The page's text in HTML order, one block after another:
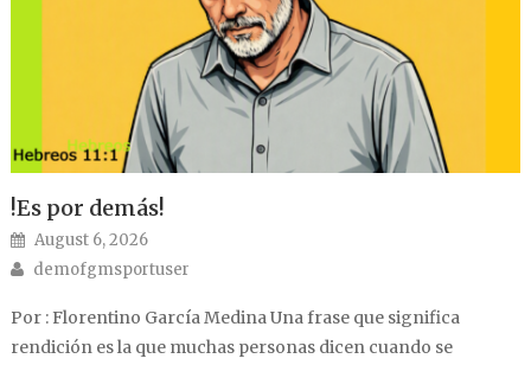
!Es por demás!
Posted on
August 6, 2026
Author
demofgmsportuser
Por : Florentino García Medina Una frase que significa
rendición es la que muchas personas dicen cuando se